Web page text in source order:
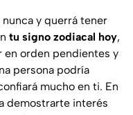
y querrá tener
tu signo zodiacal hoy,
en orden pendientes y
persona podría
mucho en ti. En
demostrarte interés